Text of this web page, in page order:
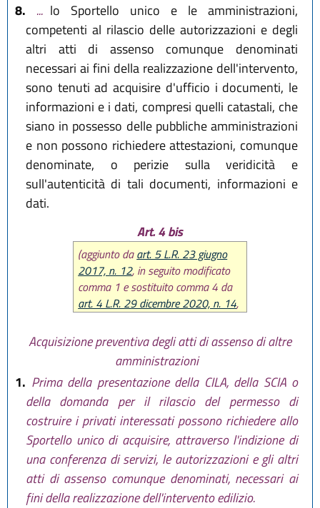
8.
... lo Sportello unico e le amministrazioni,
competenti al rilascio delle autorizzazioni e degli
altri atti di assenso comunque denominati
necessari ai fini della realizzazione dell'intervento,
sono tenuti ad acquisire d'ufficio i documenti, le
informazioni e i dati, compresi quelli catastali, che
siano in possesso delle pubbliche amministrazioni
e non possono richiedere attestazioni, comunque
denominate, o perizie sulla veridicità e
sull'autenticità di tali documenti, informazioni e
dati.
Art. 4 bis
(aggiunto daart. 5 L.R. 23 giugno
2017, n. 12, in seguito modificato
comma 1 e sostituito comma 4 da
art. 4 L.R. 29 dicembre 2020, n. 14,
L.R. 20 maggio 2021, n. 5)
Acquisizione preventiva degli atti di assenso di altre
amministrazioni
1. Prima della presentazione della CILA, della SCIA o
della domanda per il rilascio del permesso di
costruire i privati interessati possono richiedere allo
Sportello unico di acquisire, attraverso l'indizione di
una conferenza di servizi, le autorizzazioni e gli altri
atti di assenso comunque denominati, necessari ai
fini della realizzazione dell'intervento edilizio.